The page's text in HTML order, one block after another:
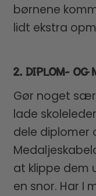
børnene
lidt ekstra
2. DIPLOM- OG
Gør noget
lade
dele diplomer
at klippe dem
en snor. Har I